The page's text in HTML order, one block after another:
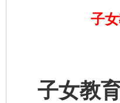
子
子女教